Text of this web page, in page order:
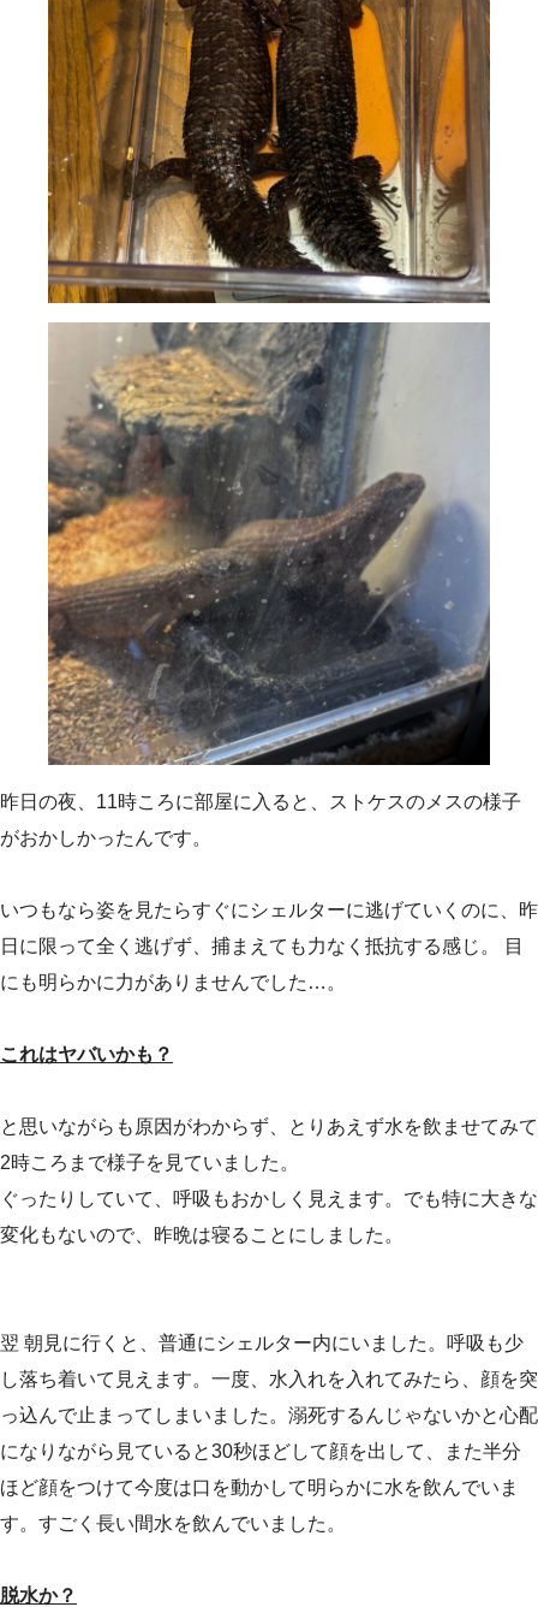
昨日の夜、11時ころに部屋に入ると、ストケスのメスの様子
がおかしかったんです。
いつもなら姿を見たらすぐにシェルターに逃げていくのに、昨
日に限って全く逃げず、捕まえても力なく抵抗する感じ。 目
にも明らかに力がありませんでした…。
これはヤバいかも？
と思いながらも原因がわからず、とりあえず水を飲ませてみて
2時ころまで様子を見ていました。
ぐったりしていて、呼吸もおかしく見えます。でも特に大きな
変化もないので、昨晩は寝ることにしました。
翌 朝見に行くと、普通にシェルター内にいました。呼吸も少
し落ち着いて見えます。一度、水入れを入れてみたら、顔を突
っ込んで止まってしまいました。溺死するんじゃないかと心配
になりながら見ていると30秒ほどして顔を出して、また半分
ほど顔をつけて今度は口を動かして明らかに水を飲んでいま
す。すごく長い間水を飲んでいました。
脱水か？